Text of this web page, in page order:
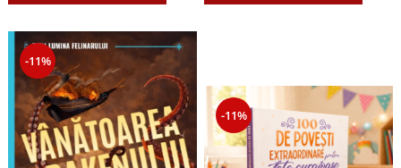
-11%
-11%